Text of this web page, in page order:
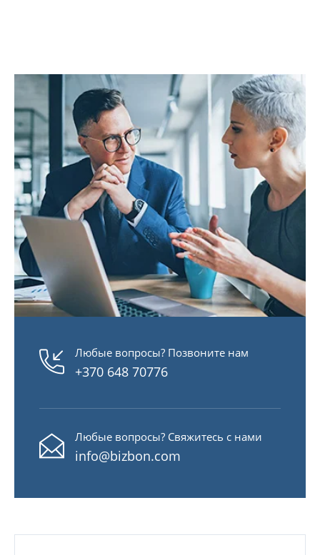
Любые вопросы? Позвоните нам
+370 648 70776
Любые вопросы? Свяжитесь с нами
info@bizbon.com